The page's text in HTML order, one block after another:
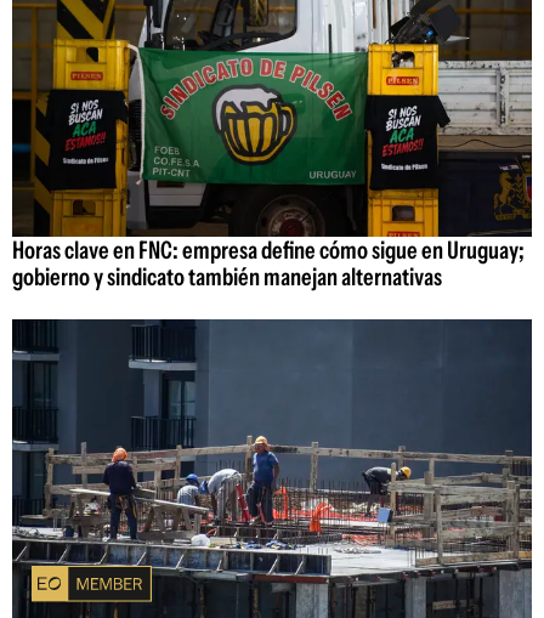
Horas clave en FNC: empresa define cómo sigue en Uruguay;
gobierno y sindicato también manejan alternativas